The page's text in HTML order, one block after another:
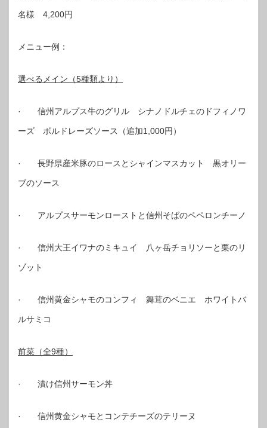
名様 4,200円
メニュー例：
選べるメイン（5種類より）
· 信州アルプス牛のグリル シナノドルチェのドフィノワ
ーズ ボルドレーズソース（追加1,000円）
· 長野県産米豚のロースとシャインマスカット 黒オリー
ブのソース
· アルプスサーモンローストと信州そばのペペロンチーノ
· 信州大王イワナのミキュイ 八ヶ岳チョリソーと栗のリ
ゾット
· 信州黄金シャモのコンフィ 舞茸のベニエ ホワイトバ
ルサミコ
前菜（全9種）
· 漬け信州サーモン丼
· 信州黄金シャモとコンテチーズのテリーヌ